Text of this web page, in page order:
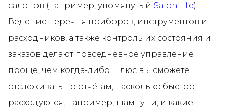
салонов (например, упомянутый SalonLife).
Ведение перечня приборов, инструментов и
расходников, а также контроль их состояния и
заказов делают повседневное управление
проще, чем когда-либо. Плюс вы сможете
отслеживать по отчётам, насколько быстро
расходуются, например, шампуни, и какие